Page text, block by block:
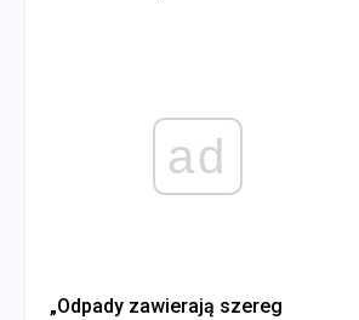
ad
„Odpady zawierają szereg